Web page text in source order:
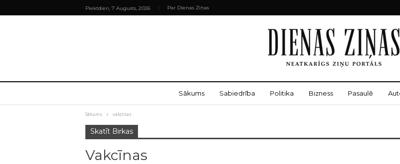
Piektdien, 7 Augusts, 2026 Par Dienas Ziņas
Sākums Sabiedrība Politika Bizness Pasaulē
Sākums vakcīnas
Skatīt Birkas
Vakcīnas